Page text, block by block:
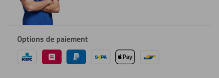
Options de paiement